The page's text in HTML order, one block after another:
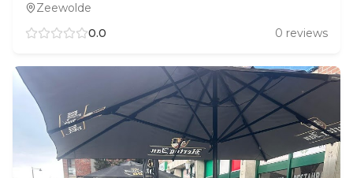
Zeewolde
0.0
0 reviews